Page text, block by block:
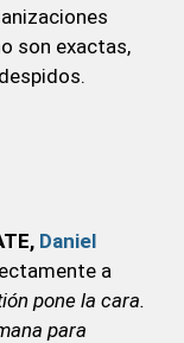
son exactas,
Daniel
a
pone la cara.
para